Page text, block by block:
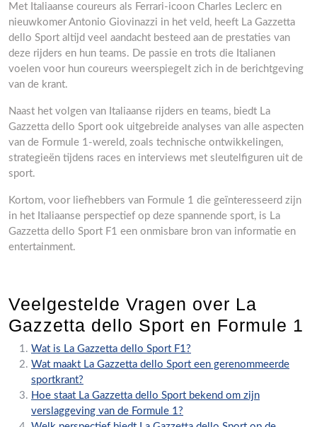
Met Italiaanse coureurs als Ferrari-icoon Charles Leclerc en
nieuwkomer Antonio Giovinazzi in het veld, heeft La Gazzetta
dello Sport altijd veel aandacht besteed aan de prestaties van
deze rijders en hun teams. De passie en trots die Italianen
voelen voor hun coureurs weerspiegelt zich in de berichtgeving
van de krant.
Naast het volgen van Italiaanse rijders en teams, biedt La
Gazzetta dello Sport ook uitgebreide analyses van alle aspecten
van de Formule 1-wereld, zoals technische ontwikkelingen,
strategieën tijdens races en interviews met sleutelfiguren uit de
sport.
Kortom, voor liefhebbers van Formule 1 die geïnteresseerd zijn
in het Italiaanse perspectief op deze spannende sport, is La
Gazzetta dello Sport F1 een onmisbare bron van informatie en
entertainment.
Veelgestelde Vragen over La
Gazzetta dello Sport en Formule 1
Wat is La Gazzetta dello Sport F1?
Wat maakt La Gazzetta dello Sport een gerenommeerde
sportkrant?
Hoe staat La Gazzetta dello Sport bekend om zijn
verslaggeving van de Formule 1?